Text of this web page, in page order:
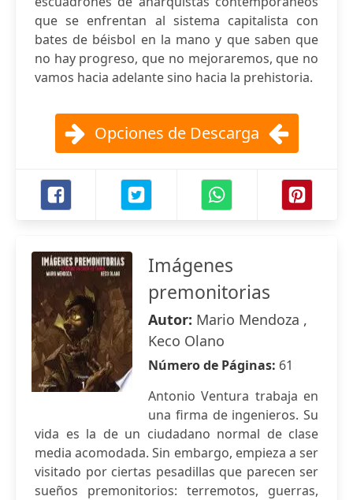
que se enfrentan al sistema capitalista con
bates de béisbol en la mano y que saben que
no hay progreso, que no mejoraremos, que no
vamos hacia adelante sino hacia la prehistoria.
Opciones de Descarga
Imágenes
premonitorias
Autor: Mario Mendoza ,
Keco Olano
Número de Páginas: 61
Antonio Ventura trabaja en
una firma de ingenieros. Su
vida es la de un ciudadano normal de clase
media acomodada. Sin embargo, empieza a ser
visitado por ciertas pesadillas que parecen ser
sueños premonitorios: terremotos, guerras,